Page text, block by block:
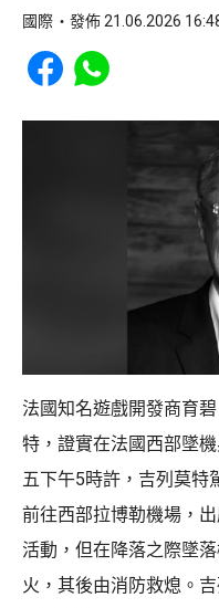
國際 發佈 21.06.2026
Share to Facebook
Share to WhatsApp
法國知名遊戲開發商育
特，證實在法國西部墜
五下午5時許，吉列莫特
前往西部拉博勒機場，
活動，但在降落之際墜
火，其後由消防救熄。